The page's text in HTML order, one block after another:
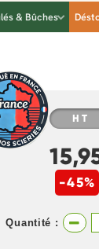
& Bûches
HT
-45%
Quantité :